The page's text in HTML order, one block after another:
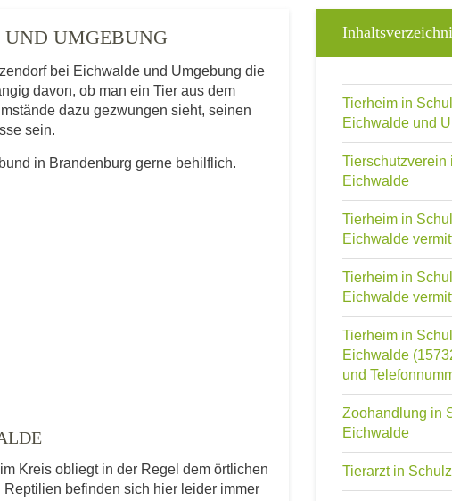
UMGEBUNG
bei Eichwalde und Umgebung die
davon, ob man ein Tier aus dem
dazu gezwungen sieht, seinen
sein.
in Brandenburg gerne behilflich.
Kreis obliegt in der Regel dem örtlichen
befinden sich hier leider immer
Tierheim in
Eichwalde und
Tierschutzverein
Eichwalde
Tierheim in
Eichwalde
Tierheim in
Eichwalde
Tierheim in
Eichwalde
und
Zoohandlung in
Eichwalde
Tierarzt in